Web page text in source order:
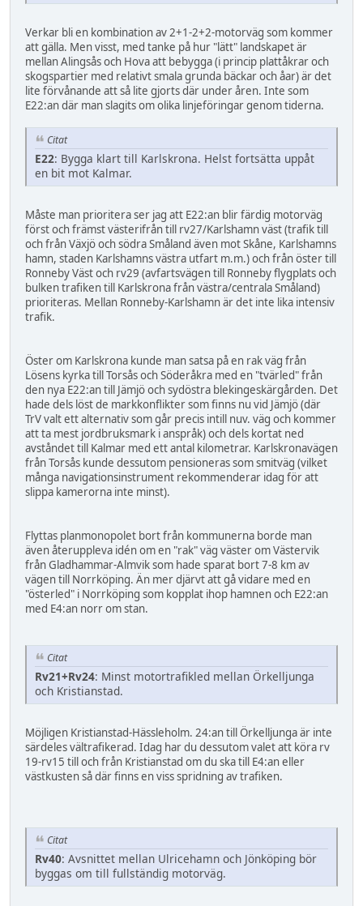
Verkar bli en kombination av 2+1-2+2-motorväg som kommer
att gälla. Men visst, med tanke på hur "lätt" landskapet är
mellan Alingsås och Hova att bebygga (i princip plattåkrar och
skogspartier med relativt smala grunda bäckar och åar) är det
lite förvånande att så lite gjorts där under åren. Inte som
E22:an där man slagits om olika linjeföringar genom tiderna.
Citat
E22: Bygga klart till Karlskrona. Helst fortsätta uppåt
en bit mot Kalmar.
Måste man prioritera ser jag att E22:an blir färdig motorväg
först och främst västerifrån till rv27/Karlshamn väst (trafik till
och från Växjö och södra Småland även mot Skåne, Karlshamns
hamn, staden Karlshamns västra utfart m.m.) och från öster till
Ronneby Väst och rv29 (avfartsvägen till Ronneby flygplats och
bulken trafiken till Karlskrona från västra/centrala Småland)
prioriteras. Mellan Ronneby-Karlshamn är det inte lika intensiv
trafik.
Öster om Karlskrona kunde man satsa på en rak väg från
Lösens kyrka till Torsås och Söderåkra med en "tvärled" från
den nya E22:an till Jämjö och sydöstra blekingeskärgården. Det
hade dels löst de markkonflikter som finns nu vid Jämjö (där
TrV valt ett alternativ som går precis intill nuv. väg och kommer
att ta mest jordbruksmark i anspråk) och dels kortat ned
avståndet till Kalmar med ett antal kilometrar. Karlskronavägen
från Torsås kunde dessutom pensioneras som smitväg (vilket
många navigationsinstrument rekommenderar idag för att
slippa kamerorna inte minst).
Flyttas planmonopolet bort från kommunerna borde man
även återuppleva idén om en "rak" väg väster om Västervik
från Gladhammar-Almvik som hade sparat bort 7-8 km av
vägen till Norrköping. Än mer djärvt att gå vidare med en
"österled" i Norrköping som kopplat ihop hamnen och E22:an
med E4:an norr om stan.
Citat
Rv21+Rv24: Minst motortrafikled mellan Örkelljunga
och Kristianstad.
Möjligen Kristianstad-Hässleholm. 24:an till Örkelljunga är inte
särdeles vältrafikerad. Idag har du dessutom valet att köra rv
19-rv15 till och från Kristianstad om du ska till E4:an eller
västkusten så där finns en viss spridning av trafiken.
Citat
Rv40: Avsnittet mellan Ulricehamn och Jönköping bör
byggas om till fullständig motorväg.